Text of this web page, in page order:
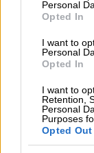
Personal
Opted In
I want to
Personal
Opted In
I want to
Retention,
Personal
Purposes
Opted Out